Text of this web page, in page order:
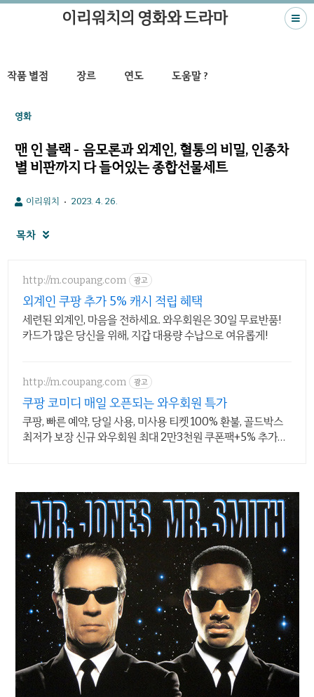
이리워치의 영화와 드라마
작품 별점 장르 연도 도움말 ?
영화
맨 인 블랙 - 음모론과 외계인, 혈통의 비밀, 인종차
별 비판까지 다 들어있는 종합선물세트
이리워치 2023. 4. 26.
목차 
http://m.coupang.com 광고
외계인 쿠팡 추가 5% 캐시 적립 혜택
세련된 외계인, 마음을 전하세요. 와우회원은 30일 무료반품!
카드가 많은 당신을 위해, 지갑 대용량 수납으로 여유롭게!
http://m.coupang.com 광고
쿠팡 코미디 매일 오픈되는 와우회원 특가
쿠팡, 빠른 예약, 당일 사용, 미사용 티켓 100% 환불, 골드박스
최저가 보장 신규 와우회원 최대 2만3천원 쿠폰팩+5% 추가적